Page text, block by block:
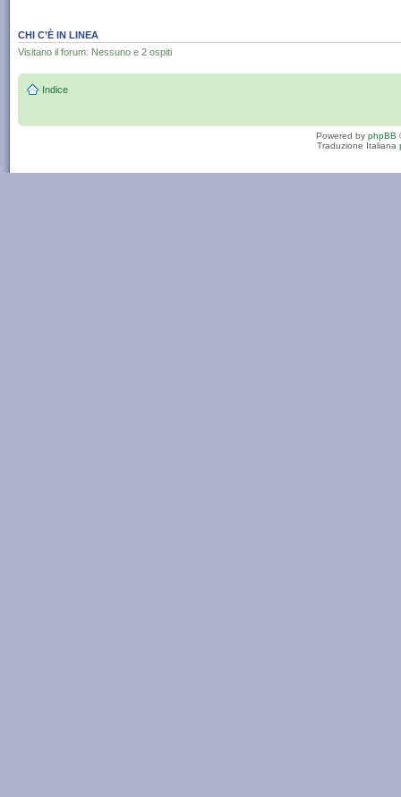
CHI C’È IN LINEA
Visitano il forum: Nessuno e 2 ospiti
Indice
Powered by phpBB
Traduzione Italiana